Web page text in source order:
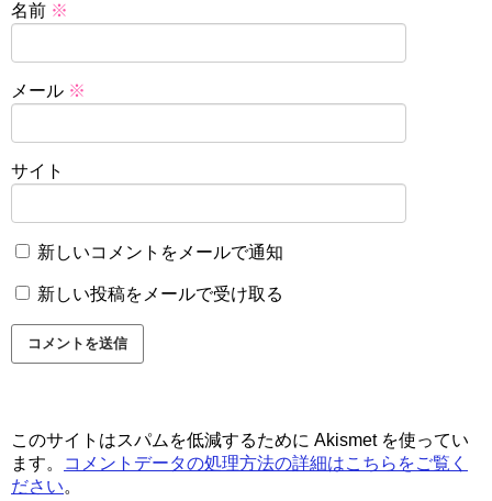
名前 ※
メール ※
サイト
新しいコメントをメールで通知
新しい投稿をメールで受け取る
このサイトはスパムを低減するために Akismet を使ってい
ます。
コメントデータの処理方法の詳細はこちらをご覧く
ださい。